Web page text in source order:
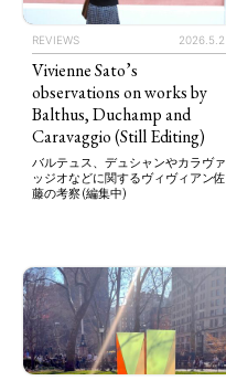
REVIEWS 2026.5.2
Vivienne Sato’s
observations on works by
Balthus, Duchamp and
Caravaggio (Still Editing)
バルテュス、デュシャンやカラヴァ
ッジオなどに関するヴィヴィアン佐
藤の考察 (編集中)